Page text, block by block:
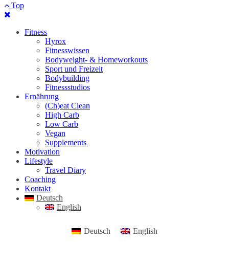
Top
Fitness
Hyrox
Fitnesswissen
Bodyweight- & Homeworkouts
Sport und Freizeit
Bodybuilding
Fitnessstudios
Ernährung
(Ch)eat Clean
High Carb
Low Carb
Vegan
Supplements
Motivation
Lifestyle
Travel Diary
Coaching
Kontakt
Deutsch
English
Deutsch English